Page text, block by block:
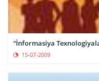
“İnformasiya
15-07-2009